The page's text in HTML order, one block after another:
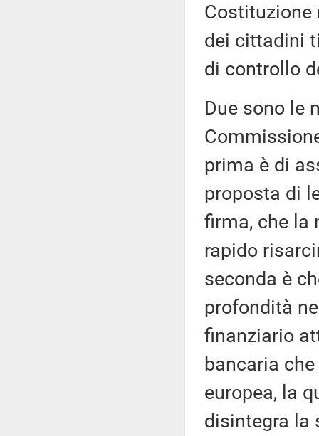
Costituzione
dei cittadini
di controllo
Due sono le
prima è di
proposta di
firma, che la
rapido
seconda è
profondità
finanziario
bancaria
europea, la
disintegra la